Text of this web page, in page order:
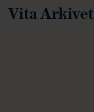
Vita Arkivet